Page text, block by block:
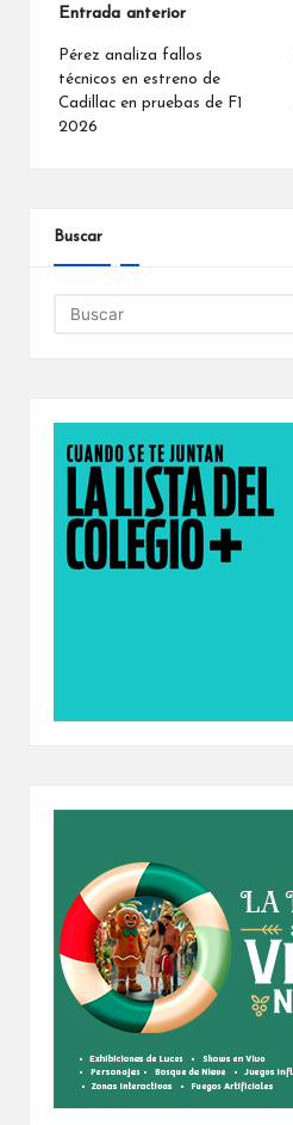
Navegación
de
entradas
Entrada anterior
Pérez analiza fallos
técnicos en estreno de
Cadillac en pruebas de F1
2026
Buscar